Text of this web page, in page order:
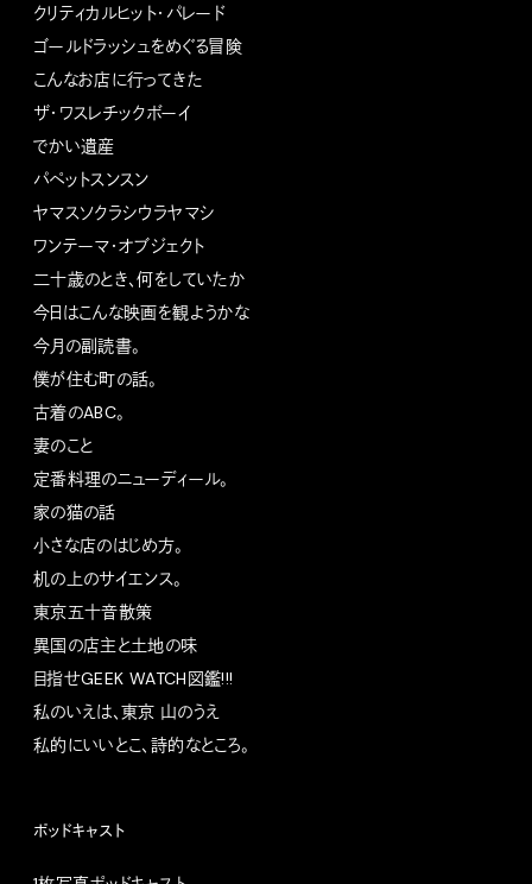
クリティカルヒット・パレード
ゴールドラッシュをめぐる冒険
こんなお店に行ってきた
ザ・ワスレチックボーイ
でかい遺産
パペットスンスン
ヤマスソクラシウラヤマシ
ワンテーマ・オブジェクト
二十歳のとき、何をしていたか
今日はこんな映画を観ようかな
今月の副読書。
僕が住む町の話。
古着のABC。
妻のこと
定番料理のニューディール。
家の猫の話
小さな店のはじめ方。
机の上のサイエンス。
東京五十音散策
異国の店主と土地の味
目指せGEEK WATCH図鑑!!!
私のいえは、東京 山のうえ
私的にいいとこ、詩的なところ。
ポッドキャスト